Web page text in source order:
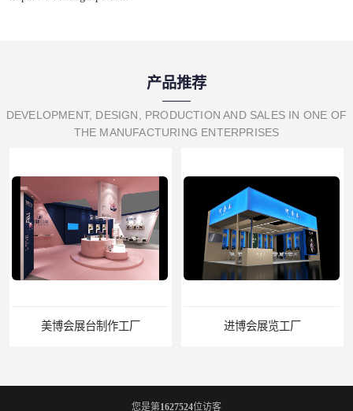
产品推荐
DEVELOPMENT, DESIGN, PRODUCTION AND SALES IN ONE OF
THE MANUFACTURING ENTERPRISES
美博会展台制作工厂 进博会展览工厂
您是第1627524位访客